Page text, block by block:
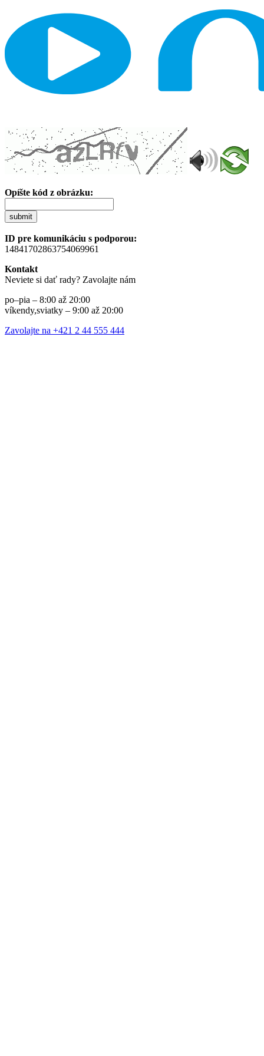
Opíšte kód z obrázku:
submit
ID pre komunikáciu s podporou:
14841702863754069961
Kontakt
Neviete si dať rady? Zavolajte nám
po–pia – 8:00 až 20:00
víkendy,sviatky – 9:00 až 20:00
Zavolajte na +421 2 44 555 444